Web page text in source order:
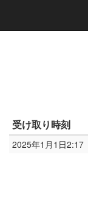
受け取り時刻
2025年1月1日2:17